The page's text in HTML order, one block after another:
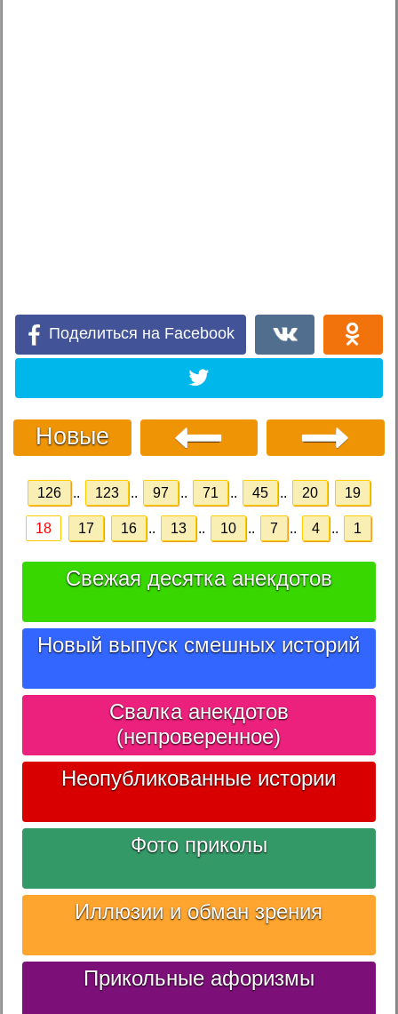
Поделиться на Facebook
Новые
126 .. 123 .. 97 .. 71 .. 45 .. 20 19
18 17 16 .. 13 .. 10 .. 7 .. 4 .. 1
Свежая десятка анекдотов
Новый выпуск смешных историй
Свалка анекдотов
(непроверенное)
Неопубликованные истории
Фото приколы
Иллюзии и обман зрения
Прикольные афоризмы